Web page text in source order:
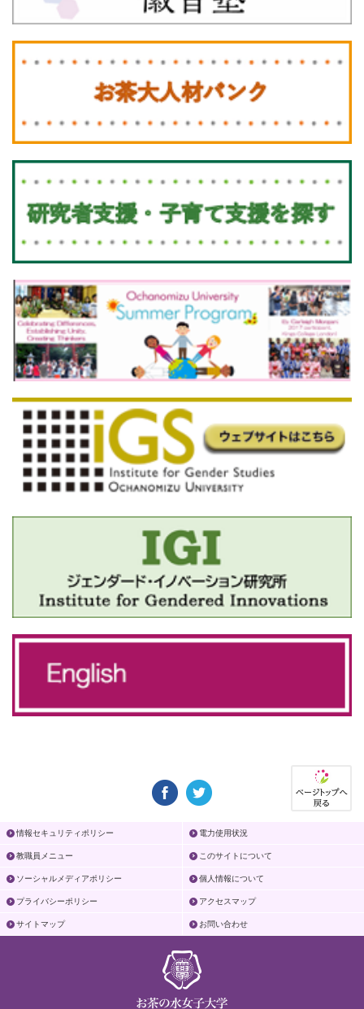
情報セキュリティポリシー 電力使用状況
教職員メニュー このサイトについて
ソーシャルメディアポリシー 個人情報について
プライバシーポリシー アクセスマップ
サイトマップ お問い合わせ